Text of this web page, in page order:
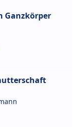
Ganzkörper